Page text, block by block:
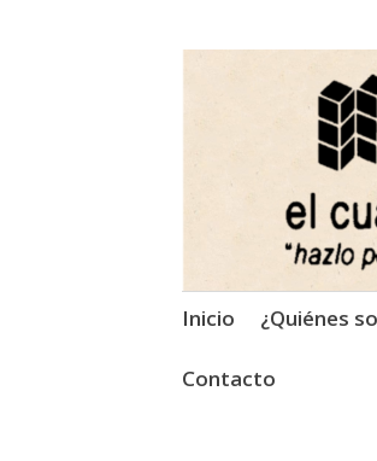
El
Programa
Saltar
contenido
Inicio ¿Quiénes
Contacto